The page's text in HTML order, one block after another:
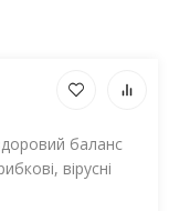
баланс
вірусні